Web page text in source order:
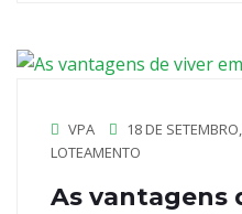
VPA 18 DE
LOTEAMENTO
As vantagens